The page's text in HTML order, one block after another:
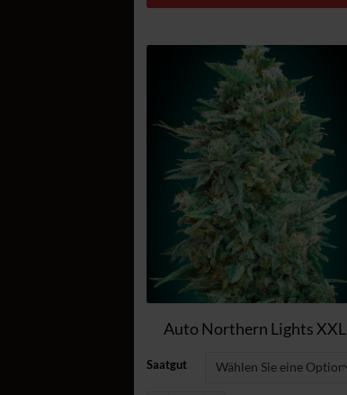
Wunschzettel
hinzufügen
Auto Northern Lights XXL
Saatgut